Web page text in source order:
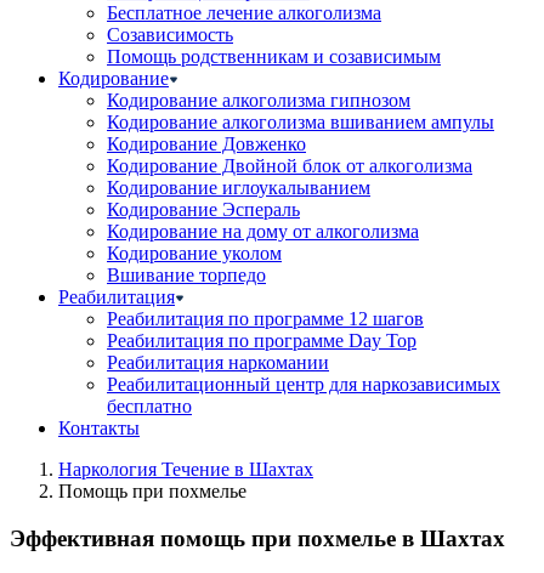
Бесплатное лечение алкоголизма
Созависимость
Помощь родственникам и созависимым
Кодирование
Кодирование алкоголизма гипнозом
Кодирование алкоголизма вшиванием ампулы
Кодирование Довженко
Кодирование Двойной блок от алкоголизма
Кодирование иглоукалыванием
Кодирование Эспераль
Кодирование на дому от алкоголизма
Кодирование уколом
Вшивание торпедо
Реабилитация
Реабилитация по программе 12 шагов
Реабилитация по программе Day Top
Реабилитация наркомании
Реабилитационный центр для наркозависимых
бесплатно
Контакты
Наркология Течение в Шахтах
Помощь при похмелье
Эффективная помощь при похмелье в Шахтах